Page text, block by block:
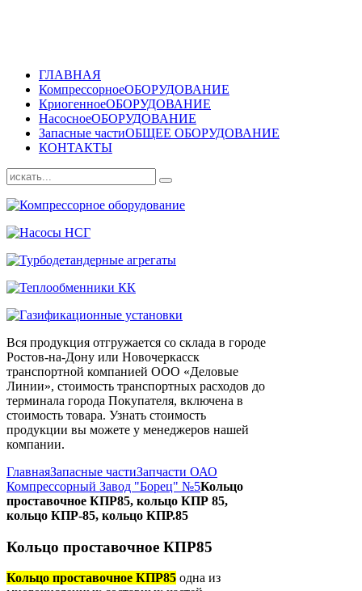
ГЛАВНАЯ
КомпрессорноеОБОРУДОВАНИЕ
КриогенноеОБОРУДОВАНИЕ
НасосноеОБОРУДОВАНИЕ
Запасные частиОБЩЕЕ ОБОРУДОВАНИЕ
КОНТАКТЫ
Вся продукция отгружается со склада в городе
Ростов-на-Дону или Новочеркасск
транспортной компанией ООО «Деловые
Линии», стоимость транспортных расходов до
терминала города Покупателя, включена в
стоимость товара. Узнать стоимость
продукции вы можете у менеджеров нашей
компании.
ГлавнаяЗапасные частиЗапчасти ОАО
Компрессорный Завод "Борец" №5Кольцо
проставочное КПР85, кольцо КПР 85,
кольцо КПР-85, кольцо КПР.85
Кольцо проставочное КПР85
Кольцо проставочное КПР85 одна из